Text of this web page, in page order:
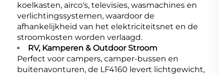
koelkasten, airco's, televisies, wasmachines en
verlichtingssystemen, waardoor de
afhankelijkheid van het elektriciteitsnet en de
stroomkosten worden verlaagd.
RV, Kamperen & Outdoor Stroom
Perfect voor campers, camper-bussen en
buitenavonturen, de LF4160 levert lichtgewicht,